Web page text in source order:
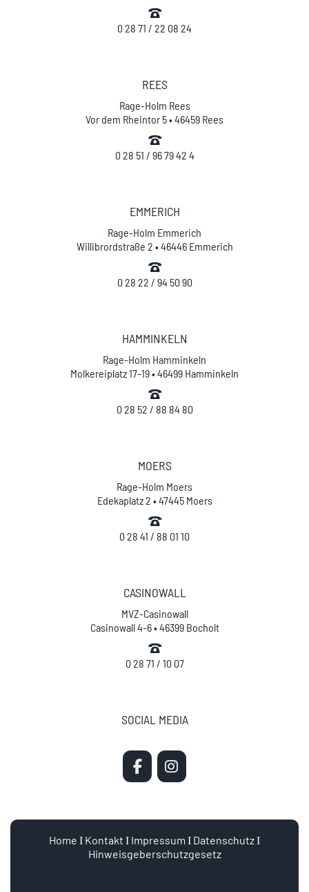
0 28 71 / 22 08 24
REES
Rage-Holm Rees
Vor dem Rheintor 5 • 46459 Rees
0 28 51 / 96 79 42 4
EMMERICH
Rage-Holm Emmerich
Willibrordstraße 2 • 46446 Emmerich
0 28 22 / 94 50 90
HAMMINKELN
Rage-Holm Hamminkeln
Molkereiplatz 17-19 • 46499 Hamminkeln
0 28 52 / 88 84 80
MOERS
Rage-Holm Moers
Edekaplatz 2 • 47445 Moers
0 28 41 / 88 01 10
CASINOWALL
MVZ-Casinowall
Casinowall 4-6 • 46399 Bocholt
0 28 71 / 10 07
SOCIAL MEDIA
Home Ι Kontakt Ι Impressum Ι DatenschutzΙ
Hinweisgeberschutzgesetz